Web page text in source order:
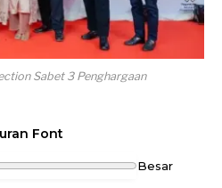
Sabet 3 Penghargaan
Font
Besar